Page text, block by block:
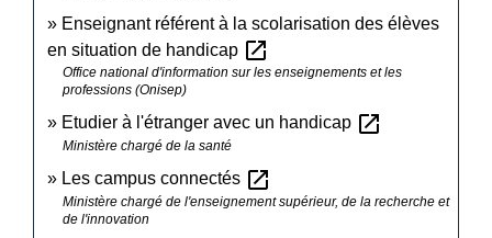
Enseignant référent à la scolarisation des élèves
en situation de handicap open_in_new
Office national d'information sur les enseignements et les
professions (Onisep)
Etudier à l'étranger avec un handicap open_in_new
Ministère chargé de la santé
Les campus connectés open_in_new
Ministère chargé de l'enseignement supérieur, de la recherche et
de l'innovation